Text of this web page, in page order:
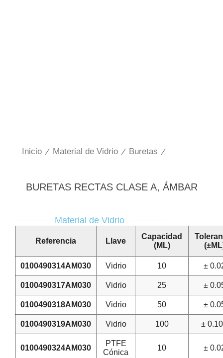
Inicio / Material de Vidrio / Buretas /
BURETAS RECTAS CLASE A, ÁMBAR
Material de Vidrio
Referencia Llave
Capacidad
(ML)
0100490314AM030 Vidrio 10 ±
0100490317AM030 Vidrio 25 ±
0100490318AM030 Vidrio 50 ±
0100490319AM030 Vidrio 100 ±
0100490324AM030
PTFE
Cónica
10 ±